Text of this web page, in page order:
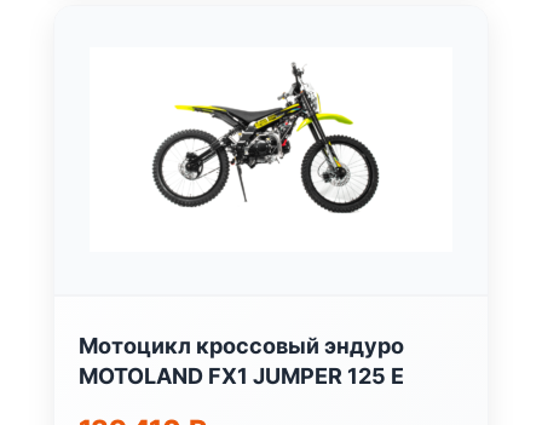
Мотоцикл кроссовый эндуро
MOTOLAND FX1 JUMPER 125 E